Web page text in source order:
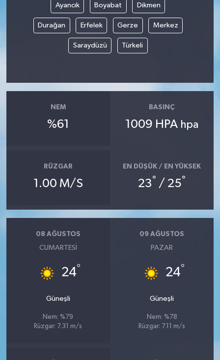
Ayancık Boyabat Dikmen
Durağan Erfelek Gerze Merkez
Saraydüzü Türkeli
NEM
%61
BASINÇ
1009 HPA hpa
RÜZGAR
1.00 M/S
EN DÜŞÜK / EN YÜKSEK
23° / 25°
08 AĞUSTOS
CUMARTESI
24°
Güneşli
Nem: %79
Rüzgar: 7.31 m/s
09 AĞUSTOS
PAZAR
24°
Güneşli
Nem: %78
Rüzgar: 7.11 m/s